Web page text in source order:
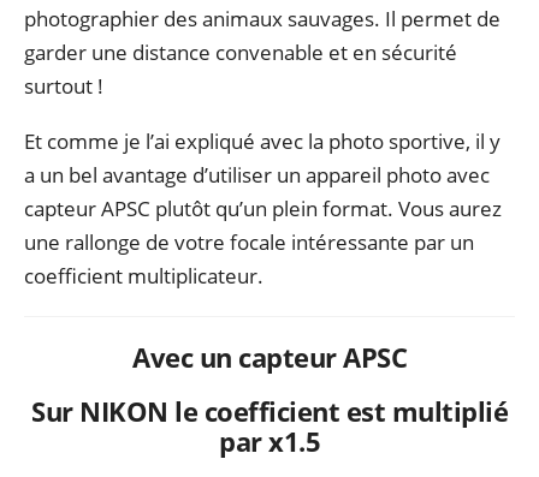
photographier des animaux sauvages. Il permet de
garder une distance convenable et en sécurité
surtout !
Et comme je l’ai expliqué avec la photo sportive, il y
a un bel avantage d’utiliser un appareil photo avec
capteur APSC plutôt qu’un plein format. Vous aurez
une rallonge de votre focale intéressante par un
coefficient multiplicateur.
Avec un capteur APSC
Sur NIKON le coefficient est multiplié
par x1.5